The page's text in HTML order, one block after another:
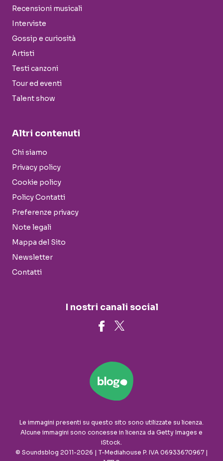
Recensioni musicali
Interviste
Gossip e curiosità
Artisti
Testi canzoni
Tour ed eventi
Talent show
Altri contenuti
Chi siamo
Privacy policy
Cookie policy
Policy Contatti
Preferenze privacy
Note legali
Mappa del Sito
Newsletter
Contatti
I nostri canali social
Le immagini presenti su questo sito sono utilizzate su licenza.
Alcune immagini sono concesse in licenza da Getty Images e
iStock.
© Soundsblog 2011-2026 | T-Mediahouse P. IVA 06933670967 |